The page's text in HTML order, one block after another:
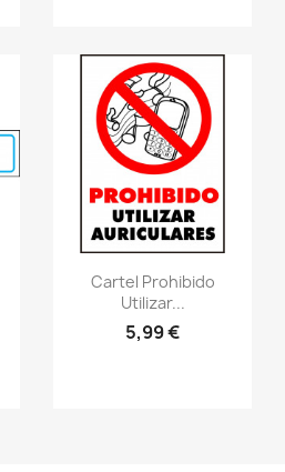
visibilityVistazo rápido
Cartel Prohibido
Utilizar...
5,99 €